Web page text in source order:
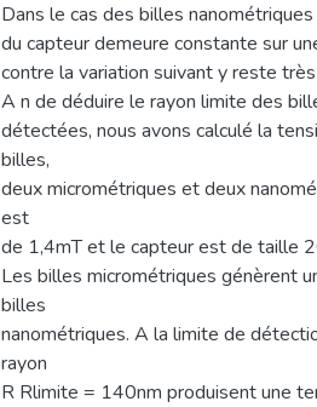
Dans le cas des billes
du capteur demeure constante sur
contre la variation suivant y reste
A n de déduire le rayon limite des
détectées, nous avons calculé la
billes,
deux micrométriques et deux
est
de 1,4mT et le capteur est de taille
Les billes micrométriques génèrent
billes
nanométriques. A la limite de
rayon
R Rlimite = 140nm produisent une